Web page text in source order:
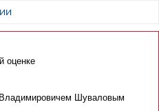
оценке
Шуваловым